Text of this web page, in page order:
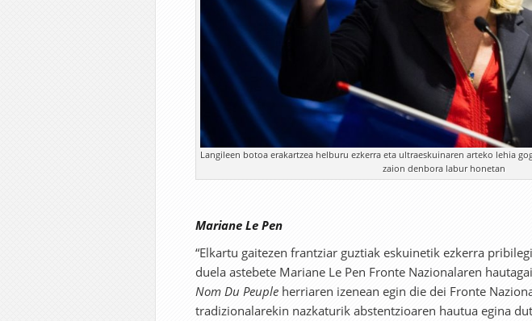
Langileen botoa erakartzea helburu ezkerra eta ultraeskuinaren arteko lehia
zaion denbora labur honetan
Mariane Le Pen
“Elkartu gaitezen frantziar guztiak eskuinetik ezkerra
duela astebete Mariane Le Pen Fronte Nazionalaren
Nom Du Peuple herriaren izenean egin die dei Fronte
tradizionalarekin nazkaturik abstentzioaren hautua egina